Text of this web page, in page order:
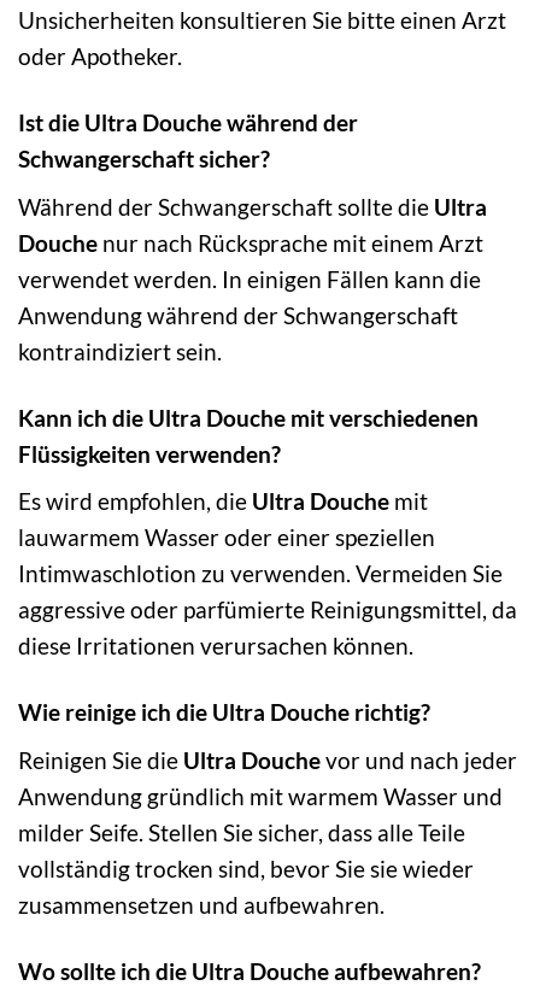
Unsicherheiten konsultieren Sie bitte einen Arzt
oder Apotheker.
Ist die Ultra Douche während der
Schwangerschaft sicher?
Während der Schwangerschaft sollte die Ultra
Douche nur nach Rücksprache mit einem Arzt
verwendet werden. In einigen Fällen kann die
Anwendung während der Schwangerschaft
kontraindiziert sein.
Kann ich die Ultra Douche mit verschiedenen
Flüssigkeiten verwenden?
Es wird empfohlen, die Ultra Douche mit
lauwarmem Wasser oder einer speziellen
Intimwaschlotion zu verwenden. Vermeiden Sie
aggressive oder parfümierte Reinigungsmittel, da
diese Irritationen verursachen können.
Wie reinige ich die Ultra Douche richtig?
Reinigen Sie die Ultra Douchevor und nach jeder
Anwendung gründlich mit warmem Wasser und
milder Seife. Stellen Sie sicher, dass alle Teile
vollständig trocken sind, bevor Sie sie wieder
zusammensetzen und aufbewahren.
Wo sollte ich die Ultra Douche aufbewahren?